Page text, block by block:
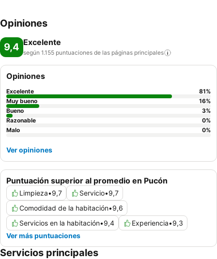
Opiniones
9,4 Excelente
según 1.155 puntuaciones de las páginas principales
Puntuación superior al promedio en Pucón
Limpieza•9,7 Servicio•9,7
Comodidad de la habitación•9,6
Servicios en la habitación•9,4 Experiencia•9,3
Ver más puntuaciones
Opiniones
Excelente 81%
Muy bueno
16%
Bueno
3%
Razonable
0%
Malo
0%
Ver opiniones
Servicios principales